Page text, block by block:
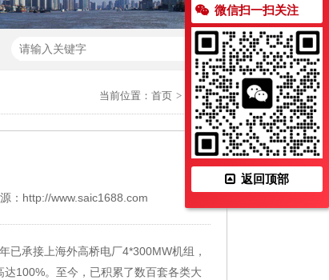
当前位置： 首页 > 成功案例
：http://www.saic1688.com
已承接上海外高桥电厂4*300MW机组，
100%。至今，已积累了数百套各类大
微信扫一扫关注
返回顶部